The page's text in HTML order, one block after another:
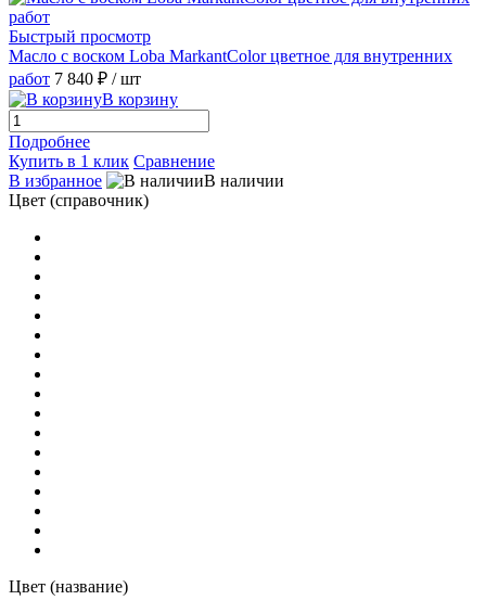
Быстрый просмотр
Масло с воском Loba MarkantColor цветное для внутренних
работ 7 840 ₽ / шт
В корзину
Подробнее
Купить в 1 клик Сравнение
В избранное
В наличии
Цвет (справочник)
Цвет (название)